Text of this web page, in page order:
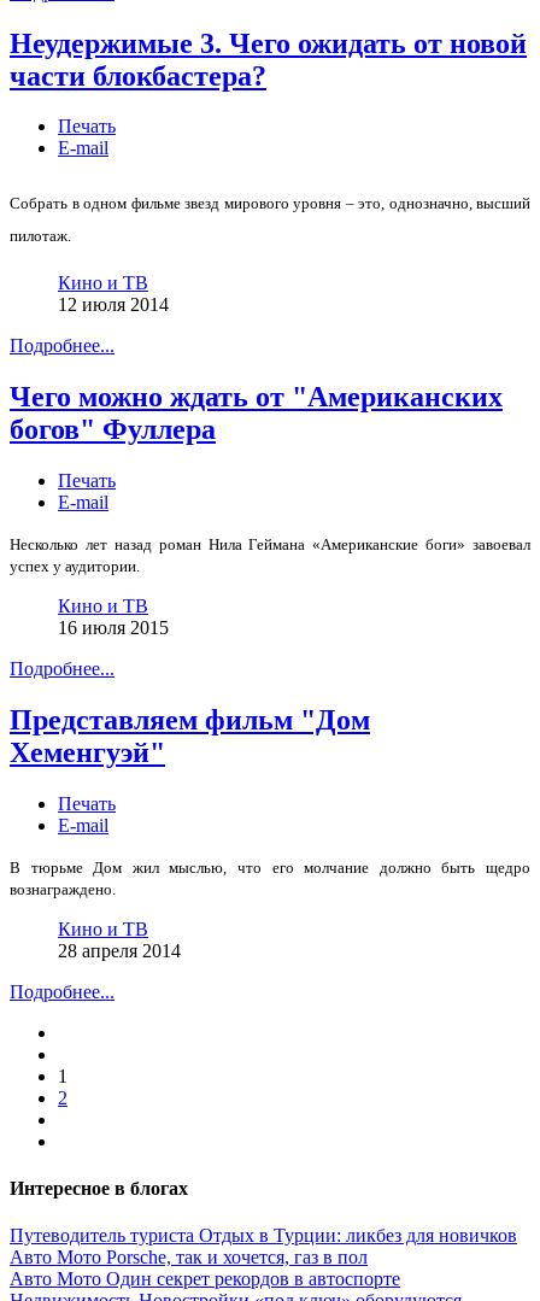
Неудержимые 3. Чего ожидать от новой
части блокбастера?
Печать
E-mail
Собрать в одном фильме звезд мирового уровня – это, однозначно, высший
пилотаж.
Кино и ТВ
12 июля 2014
Подробнее...
Чего можно ждать от "Американских
богов" Фуллера
Печать
E-mail
Несколько лет назад роман Нила Геймана «Американские боги» завоевал
успех у аудитории.
Кино и ТВ
16 июля 2015
Подробнее...
Представляем фильм "Дом
Хеменгуэй"
Печать
E-mail
В тюрьме Дом жил мыслью, что его молчание должно быть щедро
вознаграждено.
Кино и ТВ
28 апреля 2014
Подробнее...
1
2
Интересное в блогах
Путеводитель туриста Отдых в Турции: ликбез для новичков
Авто Мото Porsche, так и хочется, газ в пол
Авто Мото Один секрет рекордов в автоспорте